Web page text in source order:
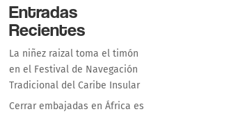
Entradas
Recientes
La niñez raizal toma el timón
en el Festival de Navegación
Tradicional del Caribe Insular
Cerrar embajadas en África es